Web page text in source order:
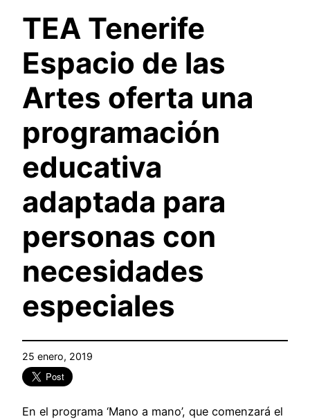
TEA Tenerife
Espacio de las
Artes oferta una
programación
educativa
adaptada para
personas con
necesidades
especiales
25 enero, 2019
En el programa ‘Mano a mano’, que comenzará el